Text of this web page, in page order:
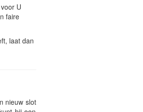
U
faire
laat dan
nieuw slot